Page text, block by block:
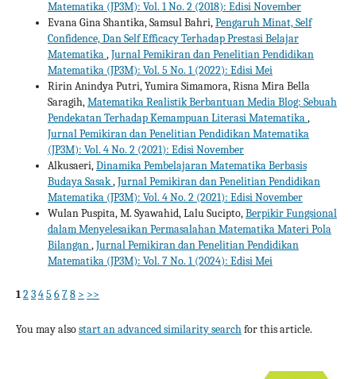
Matematika (JP3M): Vol. 1 No. 2 (2018): Edisi November
Evana Gina Shantika, Samsul Bahri,Pengaruh Minat, Self
Confidence, Dan Self Efficacy Terhadap Prestasi Belajar
Matematika,Jurnal Pemikiran dan Penelitian Pendidikan
Matematika (JP3M): Vol. 5 No. 1 (2022): Edisi Mei
Ririn Anindya Putri, Yumira Simamora, Risna Mira Bella
Saragih,Matematika Realistik Berbantuan Media Blog: Sebuah
Pendekatan Terhadap Kemampuan Literasi Matematika,
Jurnal Pemikiran dan Penelitian Pendidikan Matematika
(JP3M): Vol. 4 No. 2 (2021): Edisi November
Alkusaeri,Dinamika Pembelajaran Matematika Berbasis
Budaya Sasak,Jurnal Pemikiran dan Penelitian Pendidikan
Matematika (JP3M): Vol. 4 No. 2 (2021): Edisi November
Wulan Puspita, M. Syawahid, Lalu Sucipto,Berpikir Fungsional
dalam Menyelesaikan Permasalahan Matematika Materi Pola
Bilangan,Jurnal Pemikiran dan Penelitian Pendidikan
Matematika (JP3M): Vol. 7 No. 1 (2024): Edisi Mei
12345 678 > >>
You may alsostart an advanced similarity searchfor this article.